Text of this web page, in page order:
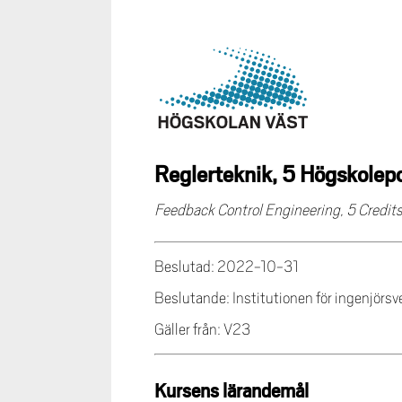
Reglerteknik, 5
Feedback Control Engineering, 5 Credits
Beslutad: 2022-10-31
Beslutande: Institutionen för
Gäller från: V23
Kursens lärandemål